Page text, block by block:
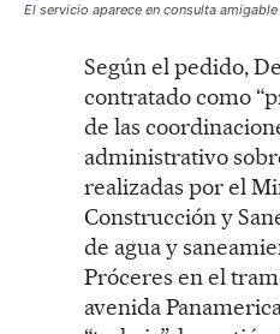
El servicio aparece en consulta
Según el pedido,
contratado como
de las
administrativo
realizadas por el
Construcción y
de agua y
Próceres en el
avenida